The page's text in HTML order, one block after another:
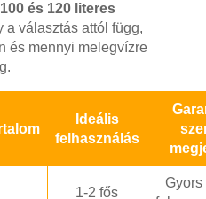
és 120 literes
a választás attól függ,
és mennyi melegvízre
Ideális
felhasználás
1-2 fős
Gyors